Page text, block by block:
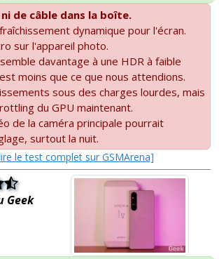
de câble dans la boîte.
dynamique pour l'écran.
sur l'appareil photo.
davantage à une HDR à faible
moins que ce que nous attendions.
sous des charges lourdes, mais
du GPU maintenant.
de la caméra principale pourrait
surtout la nuit.
le test complet sur GSMArena]
Geek